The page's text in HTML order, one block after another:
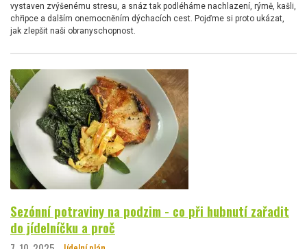
vystaven zvýšenému stresu, a snáz tak podléháme nachlazení, rýmě, kašli,
chřipce a dalším onemocněním dýchacích cest. Pojďme si proto ukázat,
jak zlepšit naši obranyschopnost.
Sezónní potraviny na podzim - co při hubnutí zařadit
do jídelníčku a proč